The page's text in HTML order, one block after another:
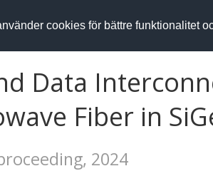
cookies för bättre funktionalitet
Data
Fiber in
2024